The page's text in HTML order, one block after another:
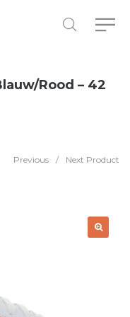
Rood – 42
Previous / Next Product